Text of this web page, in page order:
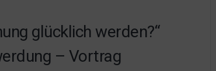
glücklich werden?“
– Vortrag